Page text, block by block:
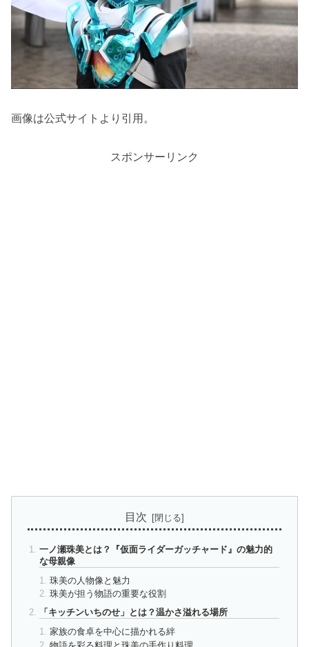
画像は公式サイトより引用。
スポンサーリンク
目次
一ノ瀬珠美とは？『仮面ライダーガッチャード』の魅力的
な母親像
珠美の人物像と魅力
珠美が担う物語の重要な役割
「キッチンいちのせ」とは？温かさ溢れる場所
家族の食卓を中心に描かれる絆